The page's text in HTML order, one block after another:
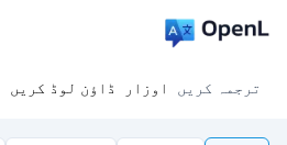
ترجمہ کریں اوزار ڈاؤن لوڈ کریں